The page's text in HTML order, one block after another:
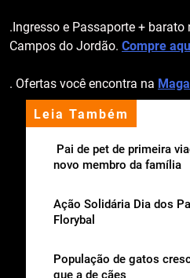
Leia Também
Pai de pet de primeira
novo membro da família
Ação Solidária Dia dos
Florybal
População de gatos
que a de cães
.Ingresso e Passaporte + barato
Campos do Jordão. Compre
. Ofertas você encontra na
apoio